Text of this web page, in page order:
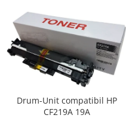
Drum-Unit compatibil HP
CF219A 19A